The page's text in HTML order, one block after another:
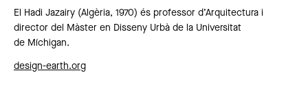
El Hadi Jazairy (Algèria, 1970) és professor d’Arquitectura i
director del Màster en Disseny Urbà de la Universitat
de Míchigan.
design-earth.org